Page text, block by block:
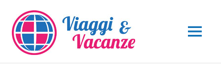
contenuto
MENU